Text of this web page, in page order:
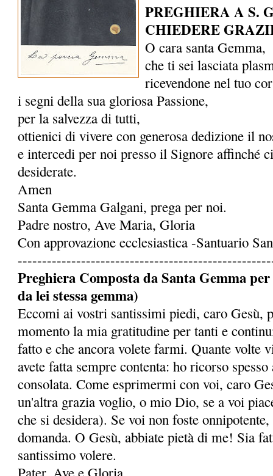
PREGHIERA A S.
CHIEDERE
O cara santa Gemma,
che ti sei lasciata
ricevendone nel tuo
i segni della sua gloriosa Passione,
per la salvezza di tutti,
ottienici di vivere con generosa dedizione il
e intercedi per noi presso il Signore affinché
desiderate.
Amen
Santa Gemma Galgani, prega per noi.
Padre nostro, Ave Maria, Gloria
Con approvazione ecclesiastica -Santuario
Preghiera Composta da Santa Gemma
da lei stessa gemma)
Eccomi ai vostri santissimi piedi, caro Gesù,
momento la mia gratitudine per tanti e
fatto e che ancora volete farmi. Quante volte
avete fatta sempre contenta: ho ricorso
consolata. Come esprimermi con voi, caro
un'altra grazia voglio, o mio Dio, se a voi
che si desidera). Se voi non foste
domanda. O Gesù, abbiate pietà di me! Sia
santissimo volere.
Pater, Ave e Gloria.